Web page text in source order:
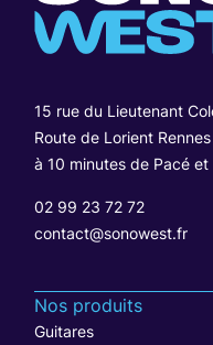
15 rue du Lieutenant
Route de Lorient
à 10 minutes de Pacé
02 99 23 72 72
contact@sonowest.fr
Nos produits
Guitares